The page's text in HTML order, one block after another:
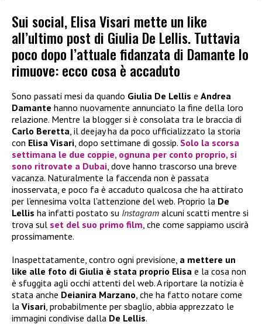
Sui social, Elisa Visari mette un like
all’ultimo post di Giulia De Lellis. Tuttavia
poco dopo l’attuale fidanzata di Damante lo
rimuove: ecco cosa è accaduto
Sono passati mesi da quando Giulia De Lellis e Andrea
Damante hanno nuovamente annunciato la fine della loro
relazione. Mentre la blogger si è consolata tra le braccia di
Carlo Beretta, il deejay ha da poco ufficializzato la storia
con Elisa Visari, dopo settimane di gossip. Solo la scorsa
settimana le due coppie, ognuna per conto proprio, si
sono ritrovate a Dubai, dove hanno trascorso una breve
vacanza. Naturalmente la faccenda non è passata
inosservata, e poco fa è accaduto qualcosa che ha attirato
per l’ennesima volta l’attenzione del web. Proprio la De
Lellis ha infatti postato su Instagram alcuni scatti mentre si
trova sul set del suo primo film, che come sappiamo uscirà
prossimamente.
Inaspettatamente, contro ogni previsione, a mettere un
like alle foto di Giulia è stata proprio Elisa e la cosa non
è sfuggita agli occhi attenti del web. A riportare la notizia è
stata anche Deianira Marzano, che ha fatto notare come
la Visari, probabilmente per sbaglio, abbia apprezzato le
immagini condivise dalla De Lellis.